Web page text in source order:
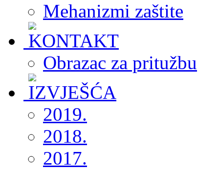
Mehanizmi zaštite
Obrazac za pritužbu
2019.
2018.
2017.